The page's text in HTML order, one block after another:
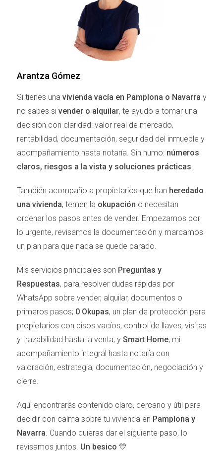
de montañas, bosques y paisajes impresionantes.
Este equilibrio entre la vida urbana y la tranquilidad del
entorno natural es lo que hace que Pamplona sea un
lugar tan especial para vivir. En este artículo,
puedes realizar desde esta encantadora ciudad.
ESCAPADAS NATURALES
DESDE PAMPLONA
Pamplona es el punto de partida perfecto para
explorar diversas rutas naturales que invitan a
presentamos algunas opciones irresistibles:
Valle de Arce
El Valle de Arce es un auténtico tesoro escondido a
pocos kilómetros de Pamplona. Con sus verdes
numerosas rutas de senderismo que son ideales tanto
para principiantes como para expertos. Al caminar por
sus senderos, podrás disfrutar del canto de los
pájaros y respirar el aire fresco mientras te maravillas
con la belleza del paisaje. Además, si tienes suerte,
podrías avistar ciervos o águilas reales en su hábitat
natural.
Foz de Lumbier
cañón espectacular donde el río Irati ha esculpido un
paisaje único. Este lugar no solo es perfecto para
hacer senderismo, sino que también es conocido por
Arantza Gómez
Si tienes una vivienda vacía en Pamplona o Navarra y
no sabes si vender o alquilar, te ayudo a tomar una
decisión con claridad: valor real de mercado,
rentabilidad, documentación, seguridad del inmueble y
acompañamiento hasta notaría. Sin humo: números
claros, riesgos a la vista y soluciones prácticas.
También acompaño a propietarios que han heredado
una vivienda, temen la okupación o necesitan
ordenar los pasos antes de vender. Empezamos por
lo urgente, revisamos la documentación y marcamos
un plan para que nada se quede parado.
Mis servicios principales son Preguntas y
Respuestas, para resolver dudas rápidas por
WhatsApp sobre vender, alquilar, documentos o
primeros pasos; 0 Okupas, un plan de protección para
propietarios con pisos vacíos, control de llaves, visitas
y trazabilidad hasta la venta; y Smart Home, mi
acompañamiento integral hasta notaría con
valoración, estrategia, documentación, negociación y
cierre.
Aquí encontrarás contenido claro, cercano y útil para
decidir con calma sobre tu vivienda en Pamplona y
Navarra. Cuando quieras dar el siguiente paso, lo
revisamos juntos. Un besico 💛